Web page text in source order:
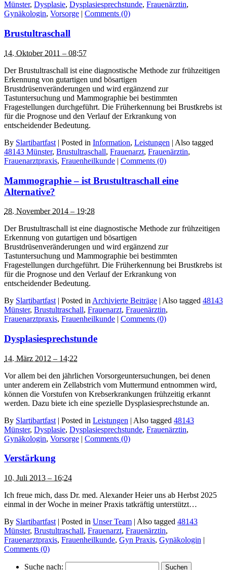
Münster, Dysplasie, Dysplasiesprechstunde, Frauenärztin,
Gynäkologin, Vorsorge | Comments (0)
Brustultraschall
14. Oktober 2011 – 08:57
Der Brustultraschall ist eine diagnostische Methode zur frühzeitigen
Erkennung von gutartigen und bösartigen
Brustdrüsenveränderungen und wird ergänzend zur
Tastuntersuchung und Mammographie bei bestimmten
Fragestellungen durchgeführt. Die Früherkennung bei Brustkrebs ist
für die Prognose und den Verlauf der Erkrankung von
entscheidender Bedeutung.
By Slartibartfast | Posted in Information, Leistungen | Also tagged
48143 Münster, Brustultraschall, Frauenarzt, Frauenärztin,
Frauenarztpraxis, Frauenheilkunde | Comments (0)
Mammographie – ist Brustultraschall eine
Alternative?
28. November 2014 – 19:28
Der Brustultraschall ist eine diagnostische Methode zur frühzeitigen
Erkennung von gutartigen und bösartigen
Brustdrüsenveränderungen und wird ergänzend zur
Tastuntersuchung und Mammographie bei bestimmten
Fragestellungen durchgeführt. Die Früherkennung bei Brustkrebs ist
für die Prognose und den Verlauf der Erkrankung von
entscheidender Bedeutung.
By Slartibartfast | Posted in Archivierte Beiträge | Also tagged 48143
Münster, Brustultraschall, Frauenarzt, Frauenärztin,
Frauenarztpraxis, Frauenheilkunde | Comments (0)
Dysplasiesprechstunde
14. März 2012 – 14:22
Vor allem bei den jährlichen Vorsorgeuntersuchungen, bei denen
unter anderem ein Zellabstrich vom Muttermund entnommen wird,
können die Vorstufen von Krebserkrankungen frühzeitig erkannt
werden. Dazu biete ich eine spezielle Dysplasiesprechstunde an.
By Slartibartfast | Posted in Leistungen | Also tagged 48143
Münster, Dysplasie, Dysplasiesprechstunde, Frauenärztin,
Gynäkologin, Vorsorge | Comments (0)
Verstärkung
10. Juli 2013 – 16:24
Ich freue mich, dass Dr. med. Alexander Heier uns ab Herbst 2025
einmal in der Woche in meiner Praxis tatkräftig unterstützt…
By Slartibartfast | Posted in Unser Team | Also tagged 48143
Münster, Brustultraschall, Frauenarzt, Frauenärztin,
Frauenarztpraxis, Frauenheilkunde, Gyn Praxis, Gynäkologin |
Comments (0)
Suche nach: